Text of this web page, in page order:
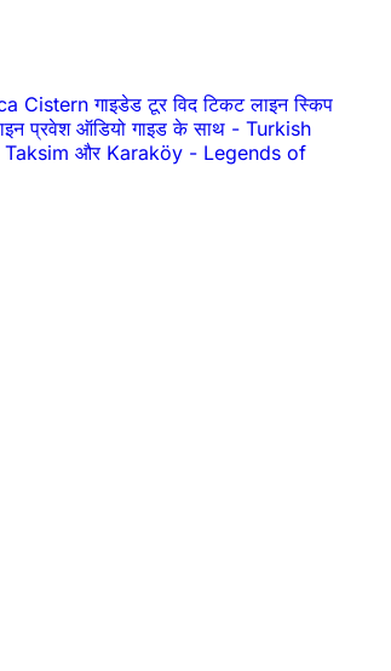
Cistern गाइडेड टूर विद टिकट लाइन स्किप
प्रवेश ऑडियो गाइड के साथ - Turkish
Taksim और Karaköy - Legends of